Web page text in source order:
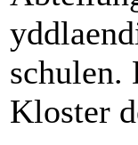
schulen.
Kloster